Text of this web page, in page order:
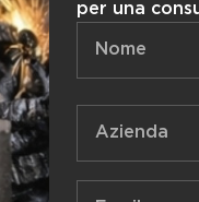
per una